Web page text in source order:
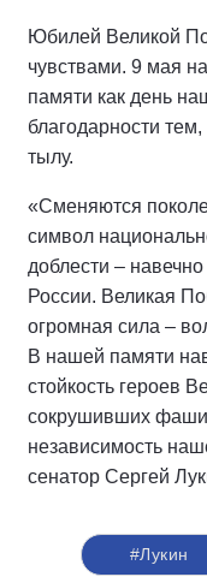
Юбилей Великой
чувствами. 9 мая
памяти как день
благодарности
тылу.
«Сменяются
символ
доблести –
России. Великая
огромная сила –
В нашей памяти
стойкость героев
сокрушивших
независимость
сенатор Сергей
#Лукин